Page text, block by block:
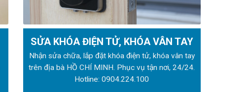
SỬA KHÓA ĐIỆN TỬ, KHÓA VÂN TAY
Nhận sửa chữa, lắp đặt khóa điện tử, khóa vân tay
trên địa bà HỒ CHÍ MINH. Phục vụ tận nơi, 24/24.
Hotline:0904.224.100